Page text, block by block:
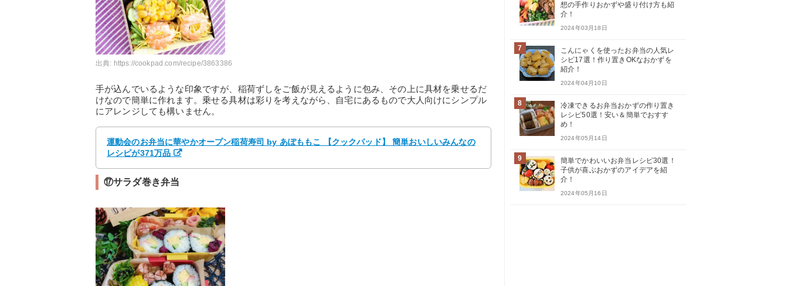
出典: https://cookpad.com/recipe/3863386
手が込んでいるような印象ですが、稲荷ずしをご飯が見えるように包み、その上に具材を乗せるだ
けなので簡単に作れます。乗せる具材は彩りを考えながら、自宅にあるもので大人向けにシンプル
にアレンジしても構いません。
運動会のお弁当に華やかオープン稲荷寿司 by あぽももこ 【クックパッド】 簡単おいしいみんなの
レシピが371万品
⑰サラダ巻き弁当
想の手作りおかずや盛り付け方も紹
介！
2024年03月18日
7
こんにゃくを使ったお弁当の人気レ
シピ17選！作り置きOKなおかずを
紹介！
2024年04月10日
8
冷凍できるお弁当おかずの作り置き
レシピ50選！安い＆簡単でおすす
め！
2024年05月14日
9
簡単でかわいいお弁当レシピ30選！
子供が喜ぶおかずのアイデアを紹
介！
2024年05月16日